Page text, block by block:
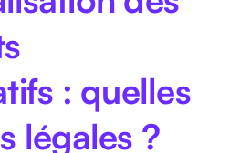
: quelles
légales ?